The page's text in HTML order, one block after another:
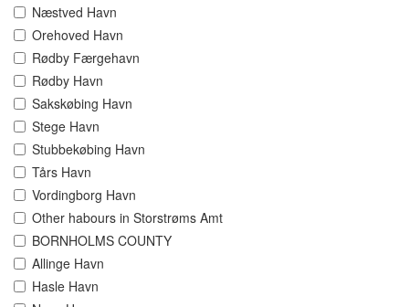
Næstved Havn
Orehoved Havn
Rødby Færgehavn
Rødby Havn
Sakskøbing Havn
Stege Havn
Stubbekøbing Havn
Tårs Havn
Vordingborg Havn
Other habours in Storstrøms Amt
BORNHOLMS COUNTY
Allinge Havn
Hasle Havn